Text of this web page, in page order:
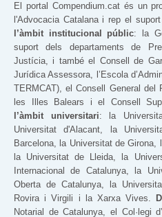
El portal Compendium.cat és un
l'Advocacia Catalana i rep el
l’àmbit institucional públic: la
suport dels departaments de
Justícia, i també el Consell de
Jurídica Assessora, l’Escola
TERMCAT), el Consell General del
les Illes Balears i el Consell
l’àmbit universitari: la
Universitat d'Alacant, la
Barcelona, la Universitat de
la Universitat de Lleida, la
Internacional de Catalunya, la
Oberta de Catalunya, la
Rovira i Virgili i la Xarxa Vives.
Notarial de Catalunya, el Col·legi